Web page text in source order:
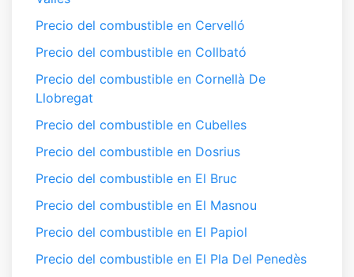
Precio del combustible en Cervelló
Precio del combustible en Collbató
Precio del combustible en Cornellà De
Llobregat
Precio del combustible en Cubelles
Precio del combustible en Dosrius
Precio del combustible en El Bruc
Precio del combustible en El Masnou
Precio del combustible en El Papiol
Precio del combustible en El Pla Del Penedès